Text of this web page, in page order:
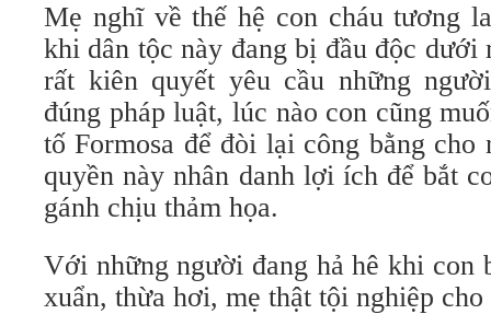
Mẹ nghĩ về thế hệ con cháu tương
khi dân tộc này đang bị đầu độc dưới
rất kiên quyết yêu cầu những
đúng pháp luật, lúc nào con cũng
tố Formosa để đòi lại công bằng
quyền này nhân danh lợi ích để bắt
gánh chịu thảm họa.
Với những người đang hả hê khi con
xuẩn, thừa hơi, mẹ thật tội nghiệp cho